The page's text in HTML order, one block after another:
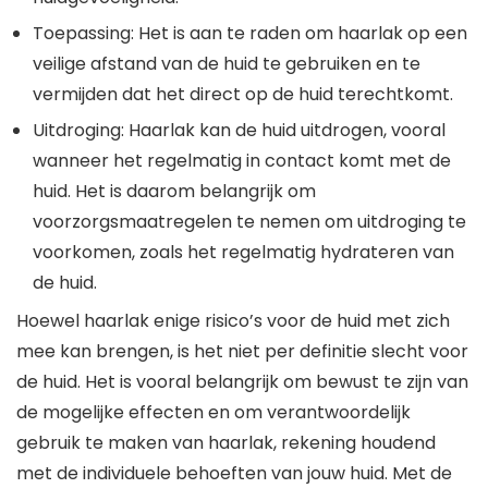
Toepassing: Het is aan te raden om haarlak op een
veilige afstand van de huid te gebruiken en te
vermijden dat het direct op de huid terechtkomt.
Uitdroging: Haarlak kan de huid uitdrogen, vooral
wanneer het regelmatig in contact komt met de
huid. Het is daarom belangrijk om
voorzorgsmaatregelen te nemen om uitdroging te
voorkomen, zoals het regelmatig hydrateren van
de huid.
Hoewel haarlak enige risico’s voor de huid met zich
mee kan brengen, is het niet per definitie slecht voor
de huid. Het is vooral belangrijk om bewust te zijn van
de mogelijke effecten en om verantwoordelijk
gebruik te maken van haarlak, rekening houdend
met de individuele behoeften van jouw huid. Met de